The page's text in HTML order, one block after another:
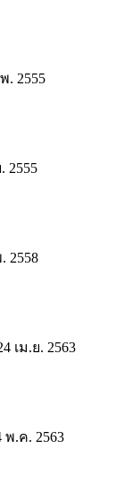
. 2555
2558
เม.ย. 2563
.ค. 2563